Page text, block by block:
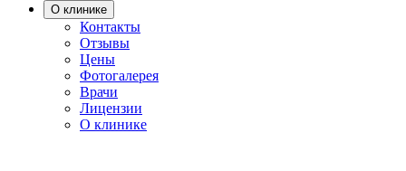
О клинике
Контакты
Отзывы
Цены
Фотогалерея
Врачи
Лицензии
О клинике